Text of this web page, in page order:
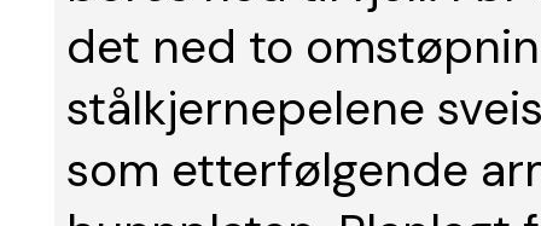
det ned to
stålkjernepelene
som etterfølgende